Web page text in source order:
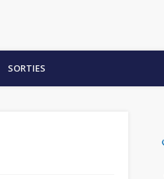
SORTIES